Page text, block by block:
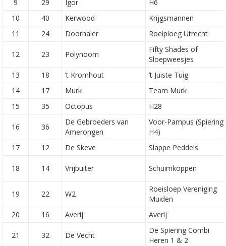
9
29 Igor
H6
10
40 Kerwood
Krijgsmannen
11
24 Doorhaler Roeiploeg Utrecht
12 23 Polynoom
Fifty Shades of
Sloepweesjes
13
18 ’t Kromhout
’t Juiste Tuig
14
17 Murk
Team Murk
15
35 Octopus H28
16 36
De Gebroeders van
Amerongen
Voor-Pampus (Spiering
H4)
17
12 De Skeve Slappe Peddels
18 14 Vrijbuiter Schuimkoppen
19 22 W2
Roeisloep Vereniging
Muiden
20
16 Averij Averij
21 32 De Vecht
De Spiering Combi
Heren 1 & 2